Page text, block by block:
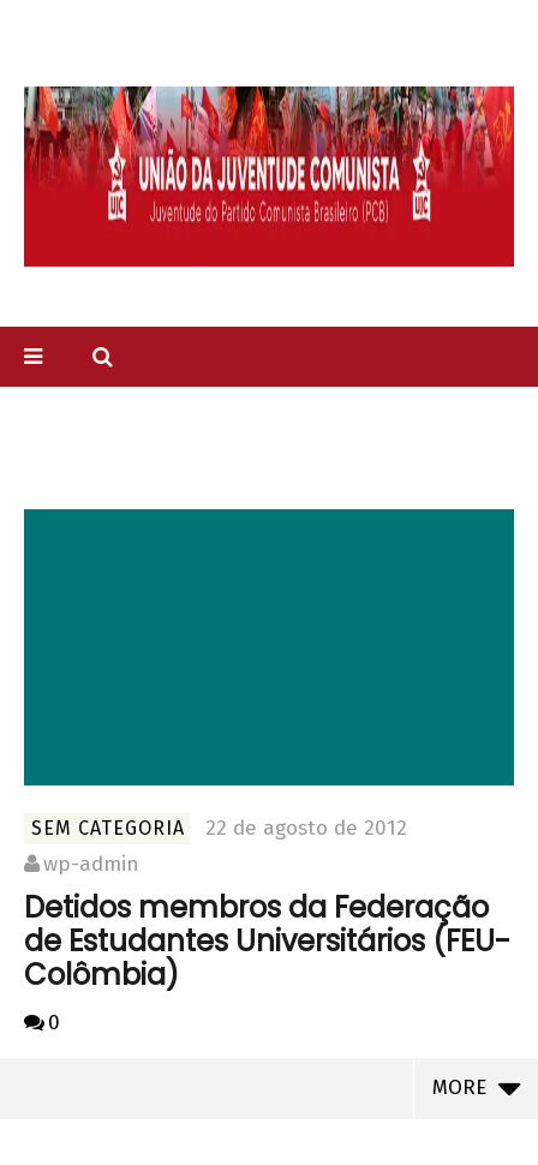
SEM CATEGORIA
22 de agosto de 2012
wp-admin
Detidos membros da Federação
de Estudantes Universitários (FEU-
Colômbia)
0
MORE